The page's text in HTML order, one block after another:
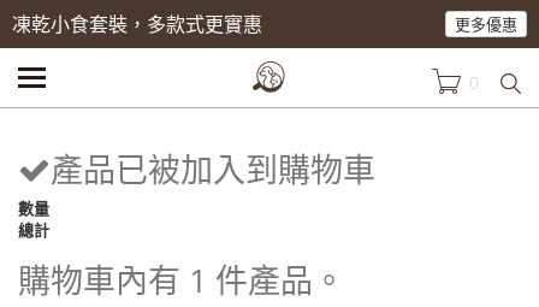
凍乾小食套裝，多款式更實惠 更多優惠
0
產品已被加入到購物車
數量
總計
購物車內有 1 件產品。